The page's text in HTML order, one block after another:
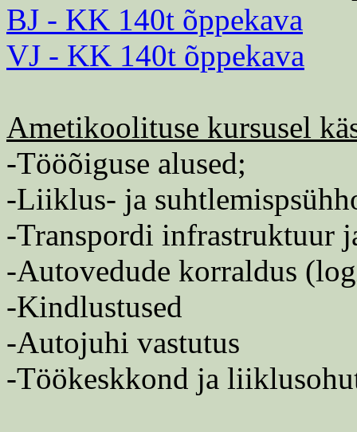
BJ - KK 140t õppekava
VJ - KK 140t õppekava
Ametikoolituse kursusel
-Tööõiguse alused;
-Liiklus- ja
-Transpordi infrastruktuur
-Autovedude korraldus
-Kindlustused
-Autojuhi vastutus
-Töökeskkond ja